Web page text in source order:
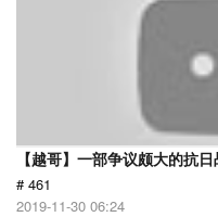
【越哥】一部争议颇大的抗
# 461
2019-11-30 06:24